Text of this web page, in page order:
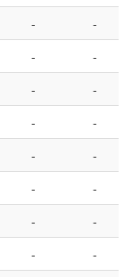
-
-
-
-
-
-
-
-
-
-
-
-
-
-
-
-